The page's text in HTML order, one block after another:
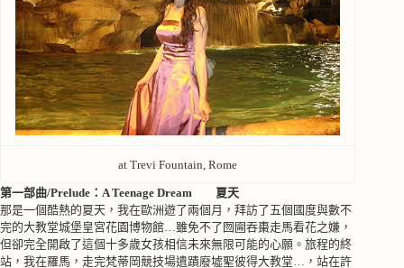
at Trevi Fountain, Rome
第一部曲/Prelude： A Teenage Dream 夏天
那是一個酷熱的夏天，我在歐洲遊了兩個月，拜訪了五個國度與數不
完的大教堂城堡皇宮花園博物館…雖免不了囫圇吞棗走馬看花之嫌，
但卻完全開啟了這個十多歲女孩相信未來無限可能的心願。旅程的終
站，我在羅馬，走完梵蒂岡競技場遺蹟廢墟聖彼得大教堂… ，站在許